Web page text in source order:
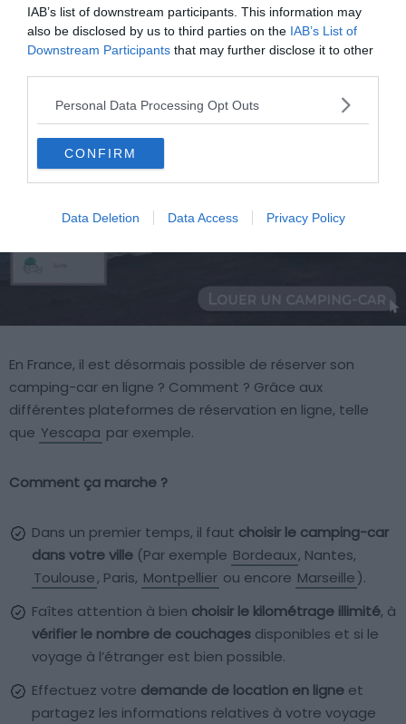
IAB’s list of downstream participants. This information may
also be disclosed by us to third parties on the IAB’s List of
Downstream Participants that may further disclose it to other
Personal Data Processing Opt Outs
CONFIRM
Data Deletion Data Access Privacy Policy
Comment et où louer un camping-car
en France ?
En France, il est désormais possible de réserver son
camping-car en ligne ? Comment ? Grâce aux
différentes plateformes de réservation en ligne, telle
que Yescapa par exemple.
Comment ça marche ?
Dans un premier temps, il faut choisir le camping-car
dans votre ville (Par exemple Bordeaux, Nantes,
Toulouse, Paris, Montpellier ou encore Marseille).
Faîtes attention à bien choisir le kilométrage illimité, à
vérifier le nombre de couchages disponibles et si le
voyage à l’étranger est bien possible.
Effectuez votre demande de location en ligne et
partagez les informations relatives à votre voyage